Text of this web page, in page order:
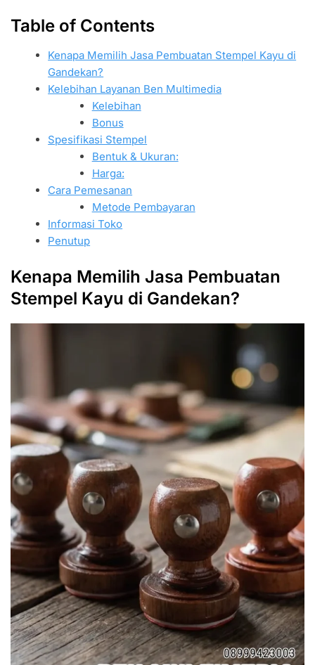
Table of Contents
Kenapa Memilih Jasa Pembuatan Stempel Kayu di
Gandekan?
Kelebihan Layanan Ben Multimedia
Kelebihan
Bonus
Spesifikasi Stempel
Bentuk & Ukuran:
Harga:
Cara Pemesanan
Metode Pembayaran
Informasi Toko
Penutup
Kenapa Memilih Jasa Pembuatan
Stempel Kayu di Gandekan?